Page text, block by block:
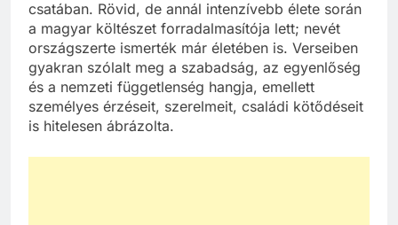
csatában. Rövid, de annál intenzívebb élete során
a magyar költészet forradalmasítója lett; nevét
országszerte ismerték már életében is. Verseiben
gyakran szólalt meg a szabadság, az egyenlőség
és a nemzeti függetlenség hangja, emellett
személyes érzéseit, szerelmeit, családi kötődéseit
is hitelesen ábrázolta.